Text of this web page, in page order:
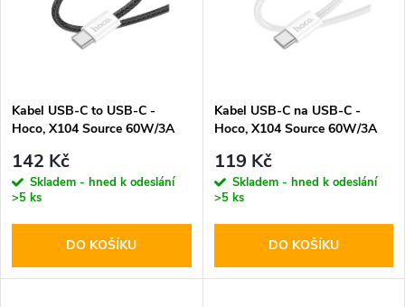
p
r
o
d
s
p
r
o
d
Kabel USB-C to USB-C -
Hoco, X104 Source 60W/3A
142 Kč
Skladem - hned k odeslání
>5 ks
DO KOŠÍKU
Kabel USB-C na USB-C -
Hoco, X104 Source 60W/3A
119 Kč
Skladem - hned k odeslání
>5 ks
DO KOŠÍKU